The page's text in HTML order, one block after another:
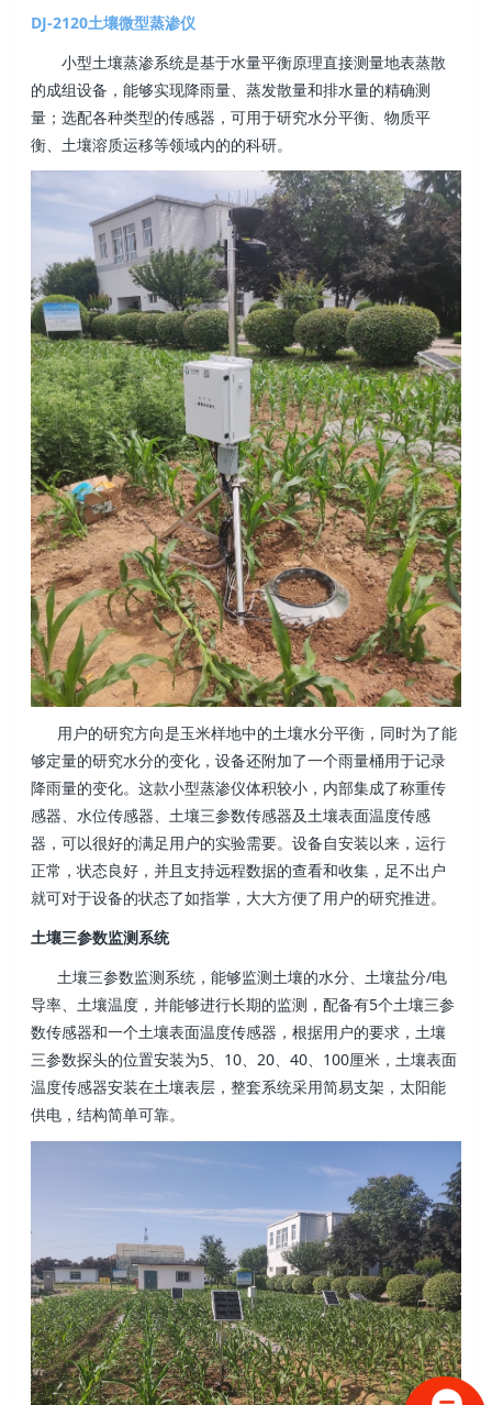
DJ-2120土壤微型蒸渗仪
小型土壤蒸渗系统是基于水量平衡原理直接测量地表蒸散
的成组设备，能够实现降雨量、蒸发散量和排水量的精确测
量；选配各种类型的传感器，可用于研究水分平衡、物质平
衡、土壤溶质运移等领域内的的科研。
用户的研究方向是玉米样地中的土壤水分平衡，同时为了能
够定量的研究水分的变化，设备还附加了一个雨量桶用于记录
降雨量的变化。这款小型蒸渗仪体积较小，内部集成了称重传
感器、水位传感器、土壤三参数传感器及土壤表面温度传感
器，可以很好的满足用户的实验需要。设备自安装以来，运行
正常，状态良好，并且支持远程数据的查看和收集，足不出户
就可对于设备的状态了如指掌，大大方便了用户的研究推进。
土壤三参数监测系统
土壤三参数监测系统，能够监测土壤的水分、土壤盐分/电
导率、土壤温度，并能够进行长期的监测，配备有5个土壤三参
数传感器和一个土壤表面温度传感器，根据用户的要求，土壤
三参数探头的位置安装为5、10、20、40、100厘米，土壤表面
温度传感器安装在土壤表层，整套系统采用简易支架，太阳能
供电，结构简单可靠。